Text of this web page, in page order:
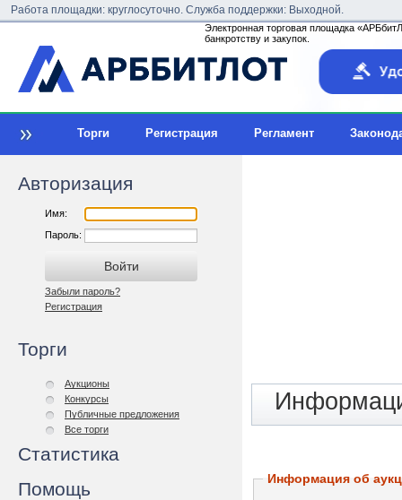
Работа площадки: круглосуточно. Служба поддержки: Выходной.
Электронная торговая площадка
банкротству и закупок.
Торги Регистрация Регламент
Авторизация
Имя:
Пароль:
Забыли пароль?
Регистрация
Торги
Аукционы
Конкурсы
Публичные предложения
Все торги
Статистика
Помощь
Информация об